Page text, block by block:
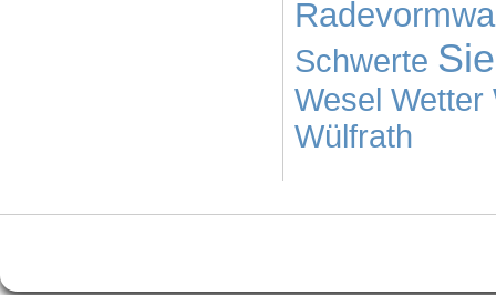
Schwerte
Wesel Wetter
Wülfrath